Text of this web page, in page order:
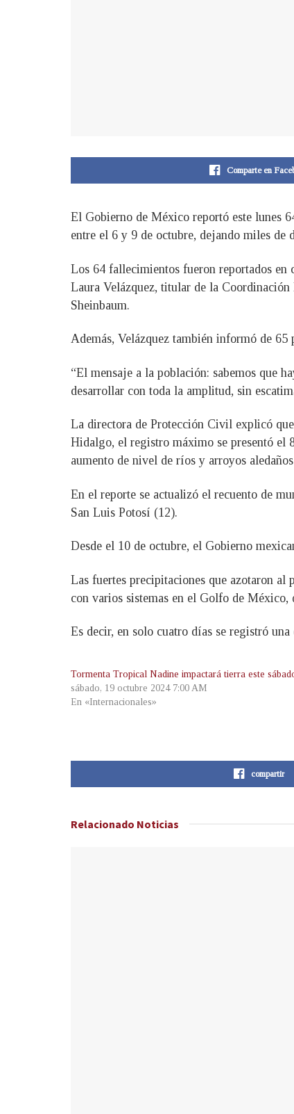
Comparte en
El Gobierno de México reportó este lunes
entre el 6 y 9 de octubre, dejando miles de
Los 64 fallecimientos fueron reportados en
Laura Velázquez, titular de la
Sheinbaum.
Además, Velázquez también informó de
“El mensaje a la población: sabemos que
desarrollar con toda la amplitud, sin
La directora de Protección Civil explicó
Hidalgo, el registro máximo se presentó el
aumento de nivel de ríos y arroyos aledaños
En el reporte se actualizó el recuento de
San Luis Potosí (12).
Desde el 10 de octubre, el Gobierno
Las fuertes precipitaciones que azotaron
con varios sistemas en el Golfo de
Es decir, en solo cuatro días se registró
Tormenta Tropical Nadine impactará tierra este
sábado, 19 octubre 2024 7:00 AM
En «Internacionales»
compartir
Relacionado Noticias